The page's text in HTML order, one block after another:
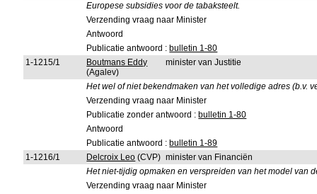
Europese subsidies voor de tabaksteelt.
Verzending vraag naar Minister
Antwoord
Publicatie antwoord : bulletin 1-80
1-1215/1
Boutmans Eddy
(Agalev)
minister van Justitie
Het wel of niet bekendmaken van het volledige adres (b.v.
Verzending vraag naar Minister
Publicatie zonder antwoord : bulletin 1-80
Antwoord
Publicatie antwoord : bulletin 1-89
1-1216/1
Delcroix Leo (CVP) minister van Financiën
Het niet-tijdig opmaken en verspreiden van het model van
Verzending vraag naar Minister